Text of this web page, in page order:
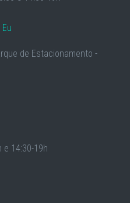
de Estacionamento -
e 14:30-19h